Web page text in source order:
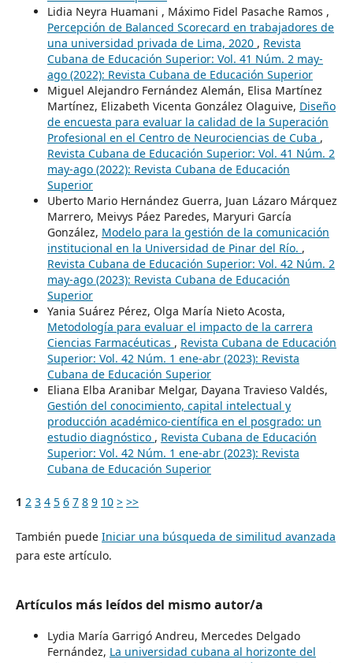
Lidia Neyra Huamani , Máximo Fidel Pasache Ramos ,
Percepción de Balanced Scorecard en trabajadores de
una universidad privada de Lima, 2020 , Revista
Cubana de Educación Superior: Vol. 41 Núm. 2 may-
ago (2022): Revista Cubana de Educación Superior
Miguel Alejandro Fernández Alemán, Elisa Martínez
Martínez, Elizabeth Vicenta González Olaguive, Diseño
de encuesta para evaluar la calidad de la Superación
Profesional en el Centro de Neurociencias de Cuba ,
Revista Cubana de Educación Superior: Vol. 41 Núm. 2
may-ago (2022): Revista Cubana de Educación
Superior
Uberto Mario Hernández Guerra, Juan Lázaro Márquez
Marrero, Meivys Páez Paredes, Maryuri García
González, Modelo para la gestión de la comunicación
institucional en la Universidad de Pinar del Río. ,
Revista Cubana de Educación Superior: Vol. 42 Núm. 2
may-ago (2023): Revista Cubana de Educación
Superior
Yania Suárez Pérez, Olga María Nieto Acosta,
Metodología para evaluar el impacto de la carrera
Ciencias Farmacéuticas , Revista Cubana de Educación
Superior: Vol. 42 Núm. 1 ene-abr (2023): Revista
Cubana de Educación Superior
Eliana Elba Aranibar Melgar, Dayana Travieso Valdés,
Gestión del conocimiento, capital intelectual y
producción académico-científica en el posgrado: un
estudio diagnóstico , Revista Cubana de Educación
Superior: Vol. 42 Núm. 1 ene-abr (2023): Revista
Cubana de Educación Superior
1 2 3 4 5 6 7 8 9 10 > >>
También puede Iniciar una búsqueda de similitud avanzada
para este artículo.
Artículos más leídos del mismo autor/a
Lydia María Garrigó Andreu, Mercedes Delgado
Fernández, La universidad cubana al horizonte del